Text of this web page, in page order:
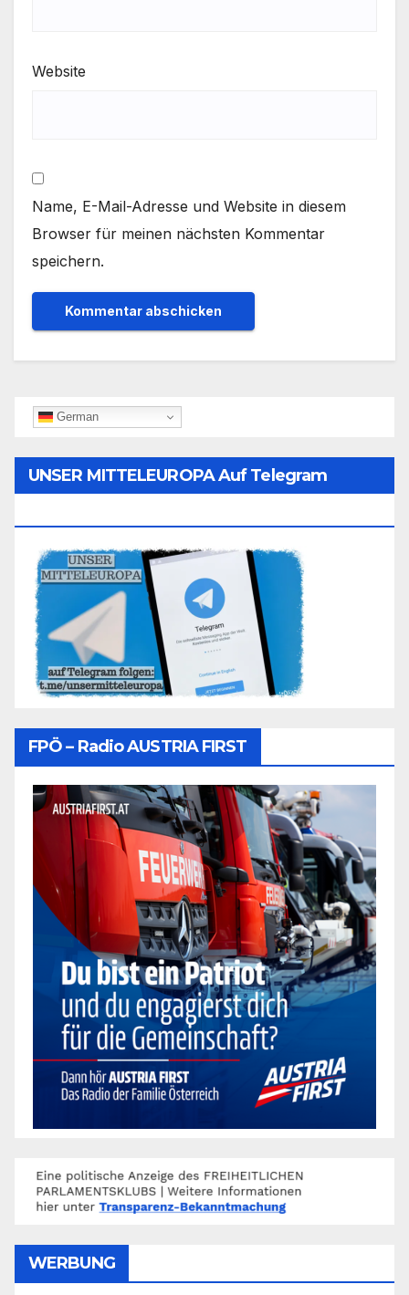
Website
Name, E-Mail-Adresse und Website in diesem
Browser für meinen nächsten Kommentar
speichern.
German
UNSER MITTELEUROPA Auf Telegram
FPÖ – Radio AUSTRIA FIRST
WERBUNG